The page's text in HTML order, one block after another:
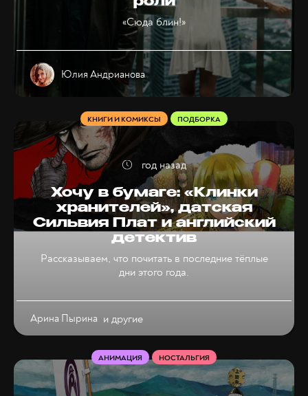
роли
«Сюда блин!»
Юлия Андрианова
Хочу в бумаге: «Клинки
хранителей», датская
Сильвия Плат и английский
детектив
Рассказываем, что почитать в последние тёплые
дни этого года.
КНИГИ И КОМИКСЫ ПОДБОРКА
Арина Пырина и другие
год назад
АНИМАЦИЯ НОСТАЛЬГИЯ